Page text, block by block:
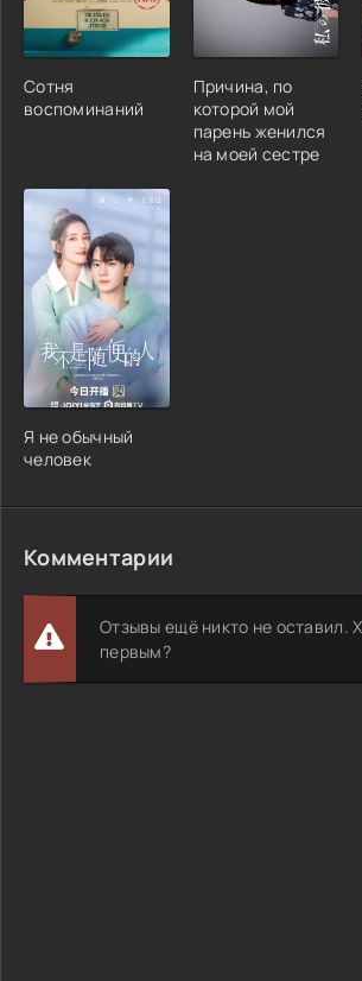
Сотня
воспоминаний
Причина, по
которой мой
парень женился
на моей сестре
Я не обычный
человек
Комментарии
Отзывы ещё никто не оставил.
первым?